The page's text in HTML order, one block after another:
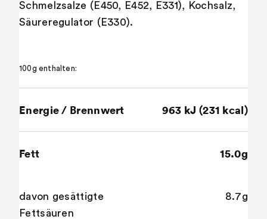
Schmelzsalze (E450, E452, E331), Kochsalz,
Säureregulator (E330).
100g enthalten:
Energie / Brennwert 963 kJ (231 kcal)
Fett 15.0g
davon gesättigte
Fettsäuren
8.7g